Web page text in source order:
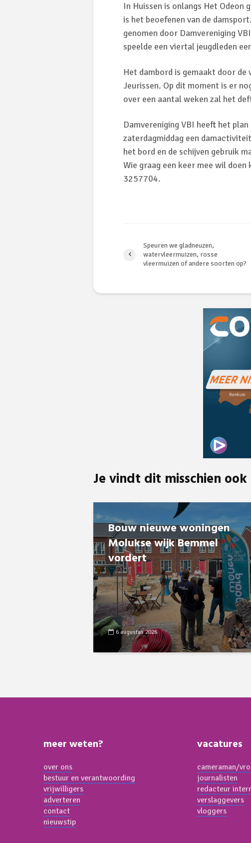
In Huissen is onlangs Het Odeon
is het beoefenen van de
genomen door Damvereniging
speelde een viertal jeugdleden
Het dambord is gemaakt door de
Jeurissen. Op dit moment is er
over een aantal weken zal het
Damvereniging VBI heeft het
zaterdagmiddag een
het bord en de schijven gebruik
Wie graag een keer mee wil
3257704.
Speuren we gladneuzen,
watervleermuizen, rosse
vleermuizen of andere soorten op?
Je vindt dit misschien
Bouw nieuwe woningen
Molukse wijk Bemmel
vordert
6 augustus 2026
meer weten?
over ons
bestuur en verantwoording
vrijwilligers
adverteren
contact
nieuwstip
vacatures
cameraman/
journalisten
redacteur
verslaggevers
vloggers